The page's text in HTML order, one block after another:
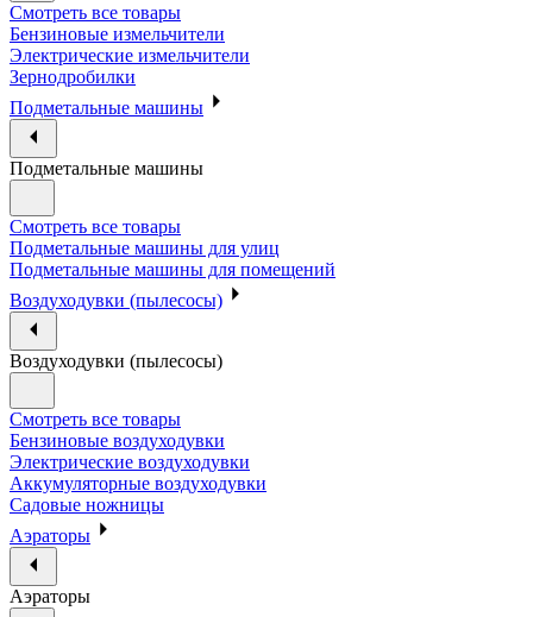
Смотреть все товары
Бензиновые измельчители
Электрические измельчители
Зернодробилки
Подметальные машины
Подметальные машины
Смотреть все товары
Подметальные машины для улиц
Подметальные машины для помещений
Воздуходувки (пылесосы)
Воздуходувки (пылесосы)
Смотреть все товары
Бензиновые воздуходувки
Электрические воздуходувки
Аккумуляторные воздуходувки
Садовые ножницы
Аэраторы
Аэраторы